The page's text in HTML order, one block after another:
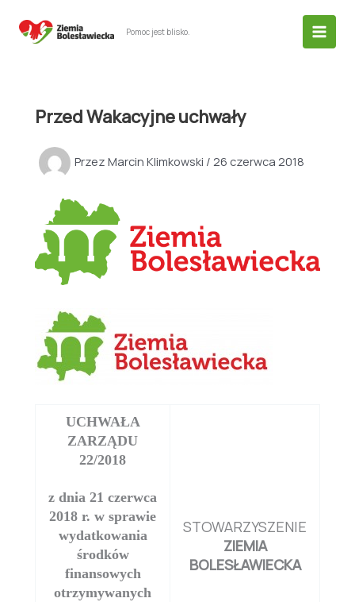
Pomoc jest blisko.
Przed Wakacyjne uchwały
Przez Marcin Klimkowski / 26 czerwca 2018
UCHWAŁA
ZARZĄDU
22/2018
z dnia 21 czerwca
2018 r. w sprawie
wydatkowania
środków
finansowych
otrzymywanych
STOWARZYSZENIE
ZIEMIA
BOLESŁAWIECKA